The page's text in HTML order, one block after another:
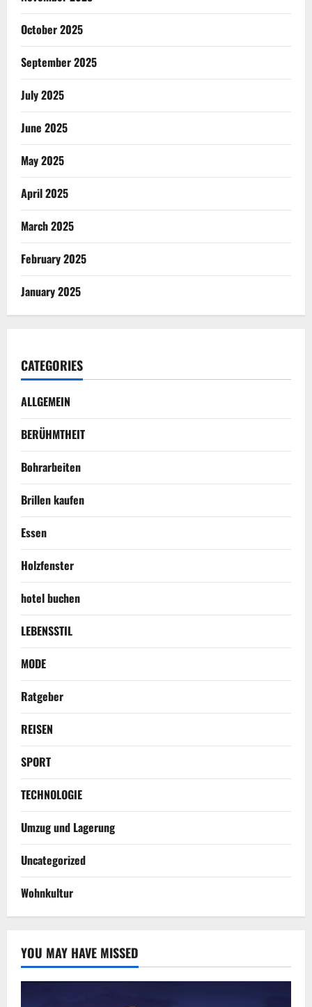
October 2025
September 2025
July 2025
June 2025
May 2025
April 2025
March 2025
February 2025
January 2025
CATEGORIES
ALLGEMEIN
BERÜHMTHEIT
Bohrarbeiten
Brillen kaufen
Essen
Holzfenster
hotel buchen
LEBENSSTIL
MODE
Ratgeber
REISEN
SPORT
TECHNOLOGIE
Umzug und Lagerung
Uncategorized
Wohnkultur
YOU MAY HAVE MISSED